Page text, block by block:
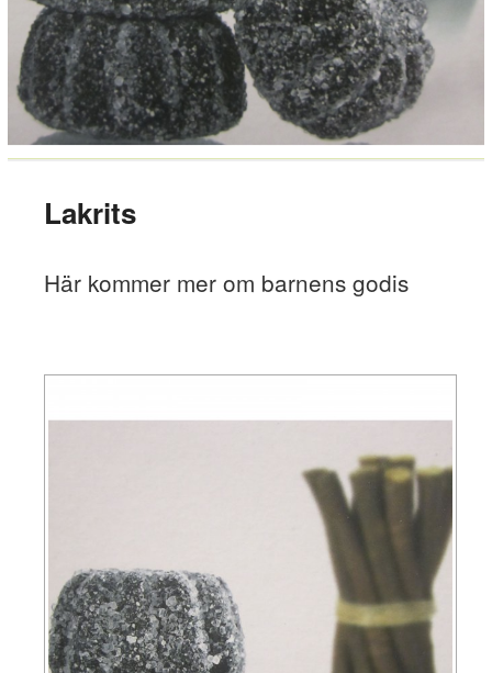
Lakrits
Här kommer mer om barnens godis